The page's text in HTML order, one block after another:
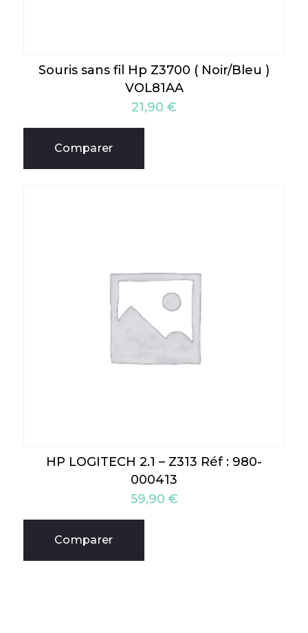
Souris sans fil Hp Z3700 ( Noir/Bleu )
VOL81AA
21,90 €
Comparer
HP LOGITECH 2.1 – Z313 Réf : 980-
000413
59,90 €
Comparer